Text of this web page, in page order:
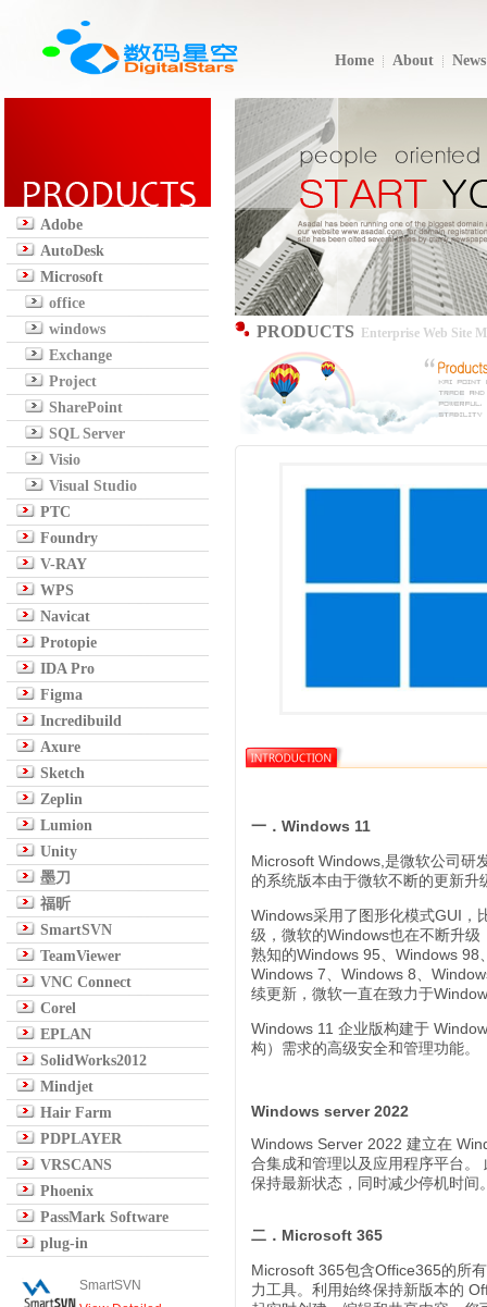
Home About News
Adobe
AutoDesk
Microsoft
office
windows
Exchange
Project
SharePoint
SQL Server
Visio
Visual Studio
PTC
Foundry
V-RAY
WPS
Navicat
Protopie
IDA Pro
Figma
Incredibuild
Axure
Sketch
Zeplin
Lumion
Unity
墨刀
福昕
SmartSVN
TeamViewer
VNC Connect
Corel
EPLAN
SolidWorks2012
Mindjet
Hair Farm
PDPLAYER
VRSCANS
Phoenix
PassMark Software
plug-in
SmartSVN
PRODUCTS Enterprise Web Site
一．Windows 11
Microsoft Windows,是微软公司研
的系统版本由于微软不断的更新
Windows采用了图形化模式GUI，
级，微软的Windows也在不断升
熟知的Windows 95、Windows
Windows 7、Windows 8、
续更新，微软一直在致力于
Windows 11 企业版构建于
构）需求的高级安全和管理功能。
Windows server 2022
Windows Server 2022 建立在
合集成和管理以及应用程序平台
保持最新状态，同时减少停机时间
二．Microsoft 365
Microsoft 365包含Office365的所
力工具。利用始终保持新版本的